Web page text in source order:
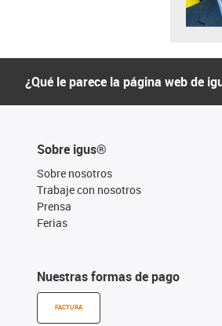
¿Qué le parece la página web de
Sobre igus®
Sobre nosotros
Trabaje con nosotros
Prensa
Ferias
Nuestras formas de pago
FACTURA